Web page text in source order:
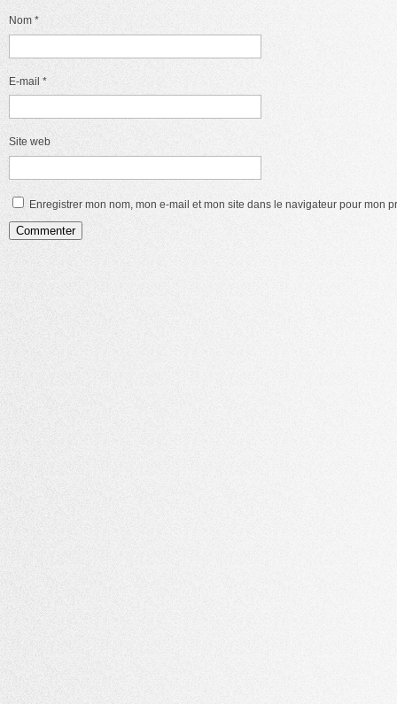
Nom *
E-mail *
Site web
Enregistrer mon nom, mon e-mail et mon site dans le navigateur pour mon